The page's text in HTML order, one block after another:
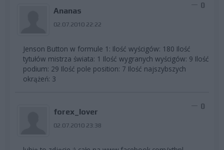
Ananas
02.07.2010 22:22
0
Jenson Button w formule 1: Ilość wyścigów: 180 Ilość
tytułów mistrza świata: 1 Ilość wygranych wyścigów: 9 Ilość
podium: 29 Ilość pole position: 7 Ilość najszybszych
okrążeń: 3
forex_lover
02.07.2010 23:38
0